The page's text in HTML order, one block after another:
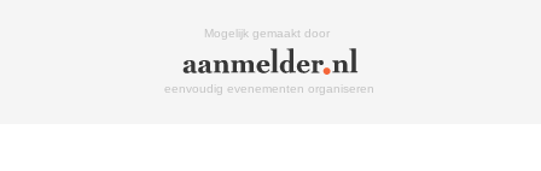
Mogelijk gemaakt door
eenvoudig evenementen organiseren